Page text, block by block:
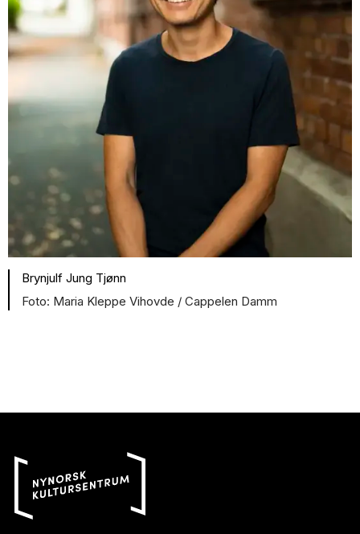
Brynjulf Jung Tjønn
Maria Kleppe Vihovde / Cappelen Damm